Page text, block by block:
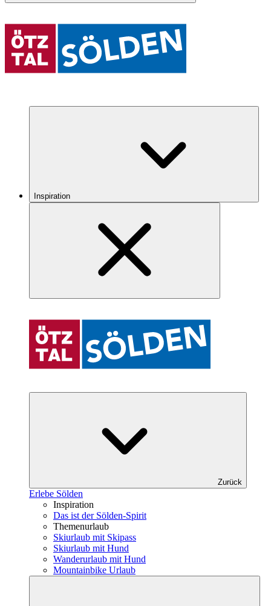
Inspiration
Zurück
Erlebe Sölden
Inspiration
Das ist der Sölden-Spirit
Themenurlaub
Skiurlaub mit Skipass
Skiurlaub mit Hund
Wanderurlaub mit Hund
Mountainbike Urlaub